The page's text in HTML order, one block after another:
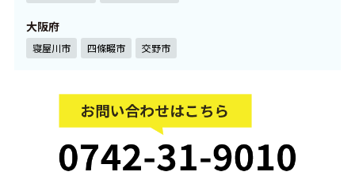
大阪府
寝屋川市 四條畷市 交野市